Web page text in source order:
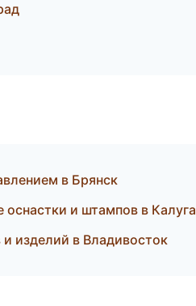
в Брянск
и штампов в Калуга
изделий в Владивосток